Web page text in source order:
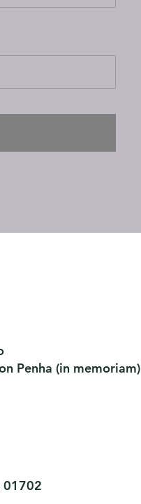
Penha ​(in memoriam)
01702